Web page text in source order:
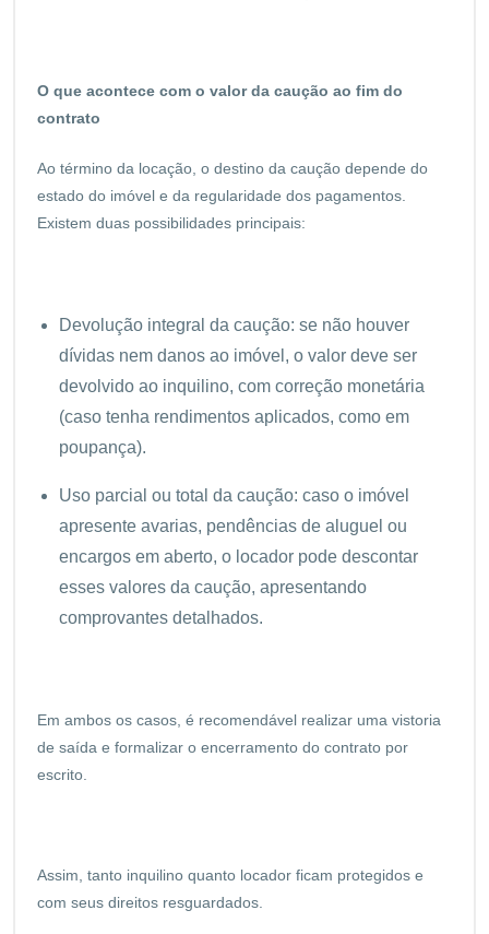
O que acontece com o valor da caução ao fim do
contrato
Ao término da locação, o destino da caução depende do
estado do imóvel e da regularidade dos pagamentos.
Existem duas possibilidades principais:
Devolução integral da caução: se não houver
dívidas nem danos ao imóvel, o valor deve ser
devolvido ao inquilino, com correção monetária
(caso tenha rendimentos aplicados, como em
poupança).
Uso parcial ou total da caução: caso o imóvel
apresente avarias, pendências de aluguel ou
encargos em aberto, o locador pode descontar
esses valores da caução, apresentando
comprovantes detalhados.
Em ambos os casos, é recomendável realizar uma vistoria
de saída e formalizar o encerramento do contrato por
escrito.
Assim, tanto inquilino quanto locador ficam protegidos e
com seus direitos resguardados.